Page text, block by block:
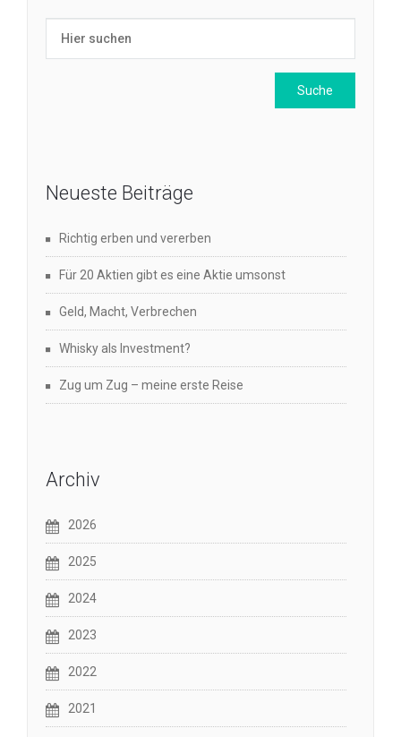
Neueste Beiträge
Richtig erben und vererben
Für 20 Aktien gibt es eine Aktie umsonst
Geld, Macht, Verbrechen
Whisky als Investment?
Zug um Zug – meine erste Reise
Archiv
2026
2025
2024
2023
2022
2021